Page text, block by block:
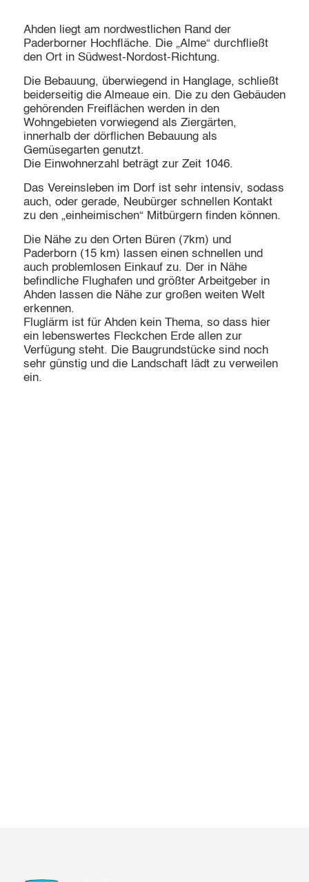
Ahden liegt am nordwestlichen Rand der
Paderborner Hochfläche. Die „Alme“ durchfließt
den Ort in Südwest-Nordost-Richtung.
Die Bebauung, überwiegend in Hanglage, schließt
beiderseitig die Almeaue ein. Die zu den Gebäuden
gehörenden Freiflächen werden in den
Wohngebieten vorwiegend als Ziergärten,
innerhalb der dörflichen Bebauung als
Gemüsegarten genutzt.
Die Einwohnerzahl beträgt zur Zeit 1046.
Das Vereinsleben im Dorf ist sehr intensiv, sodass
auch, oder gerade, Neubürger schnellen Kontakt
zu den „einheimischen“ Mitbürgern finden können.
Die Nähe zu den Orten Büren (7km) und
Paderborn (15 km) lassen einen schnellen und
auch problemlosen Einkauf zu. Der in Nähe
befindliche Flughafen und größter Arbeitgeber in
Ahden lassen die Nähe zur großen weiten Welt
erkennen.
Fluglärm ist für Ahden kein Thema, so dass hier
ein lebenswertes Fleckchen Erde allen zur
Verfügung steht. Die Baugrundstücke sind noch
sehr günstig und die Landschaft lädt zu verweilen
ein.